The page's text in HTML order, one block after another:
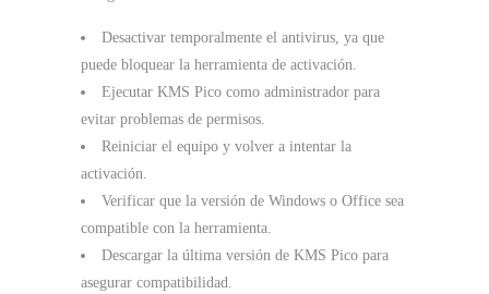
Desactivar temporalmente el antivirus, ya que
puede bloquear la herramienta de activación.
Ejecutar KMS Pico como administrador para
evitar problemas de permisos.
Reiniciar el equipo y volver a intentar la
activación.
Verificar que la versión de Windows o Office sea
compatible con la herramienta.
Descargar la última versión de KMS Pico para
asegurar compatibilidad.